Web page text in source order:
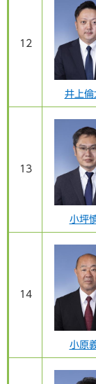
12
井上倫
13
小坪
14
小原